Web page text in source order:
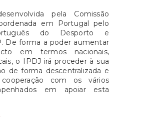
pela Comissão
em Portugal pelo
do Desporto e
De forma a poder aumentar
em termos nacionais,
o IPDJ irá proceder à sua
de forma descentralizada e
com os vários
em apoiar esta